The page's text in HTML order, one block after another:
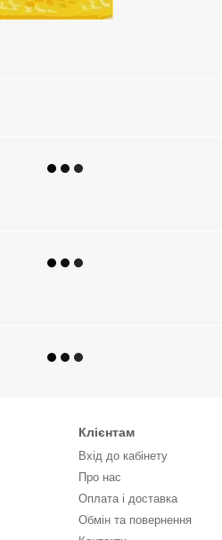
Клієнтам
Вхід до кабінету
Про нас
Оплата і доставка
Обмін та повернення